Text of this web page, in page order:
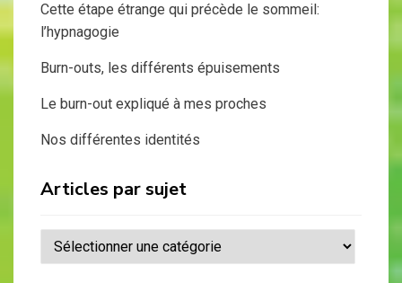
Cette étape étrange qui précède le sommeil:
l’hypnagogie
Burn-outs, les différents épuisements
Le burn-out expliqué à mes proches
Nos différentes identités
Articles par sujet
Articles
par